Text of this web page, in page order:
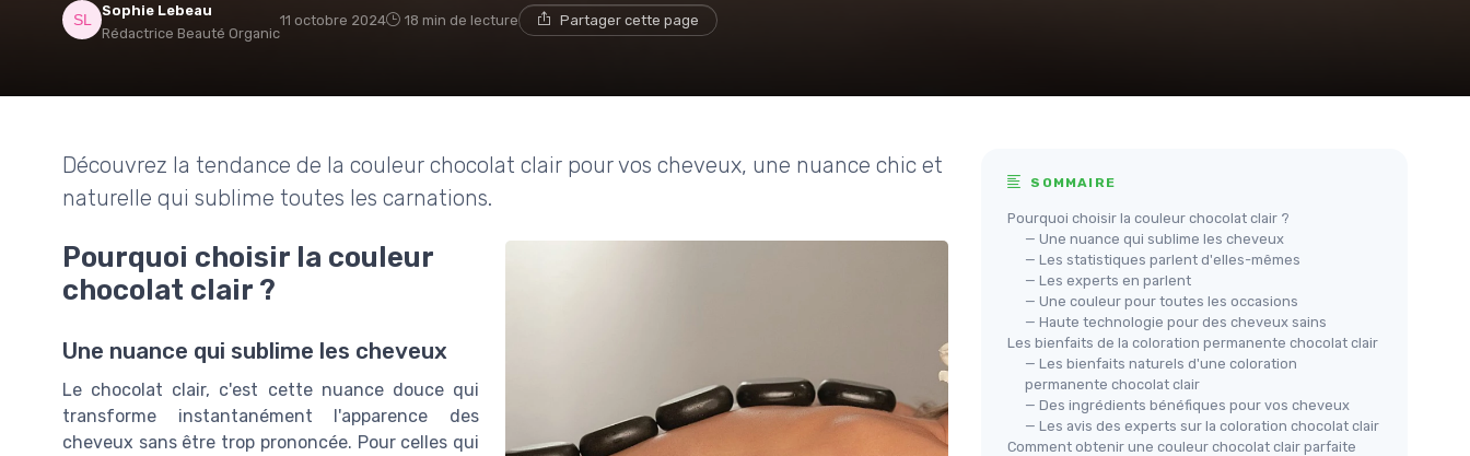
Sophie Lebeau
Rédactrice Beauté Organic
11 octobre 2024 18 min de lecture Partager cette page
Découvrez la tendance de la couleur chocolat clair pour vos cheveux, une nuance chic et
naturelle qui sublime toutes les carnations.
Pourquoi choisir la couleur
chocolat clair ?
Une nuance qui sublime les cheveux
Le chocolat clair, c'est cette nuance douce qui
transforme instantanément l'apparence des
cheveux sans être trop prononcée. Pour celles qui
SOMMAIRE
Pourquoi choisir la couleur chocolat clair ?
— Une nuance qui sublime les cheveux
— Les statistiques parlent d'elles-mêmes
— Les experts en parlent
— Une couleur pour toutes les occasions
— Haute technologie pour des cheveux sains
Les bienfaits de la coloration permanente chocolat clair
— Les bienfaits naturels d'une coloration
permanente chocolat clair
— Des ingrédients bénéfiques pour vos cheveux
— Les avis des experts sur la coloration chocolat clair
Comment obtenir une couleur chocolat clair parfaite